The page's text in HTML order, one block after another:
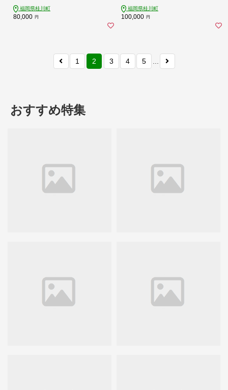
店 おすすめ 人気 ちゃんぽん 麺 〆 桂
川町/株式会社ラブ [ADBQ013]
福岡県桂川町
80,000 円
店 おすすめ 人気 ちゃんぽん 麺 〆 桂
川町/株式会社ラブ [ADBQ015]
福岡県桂川町
100,000 円
1 2 3 4 5
おすすめ特集